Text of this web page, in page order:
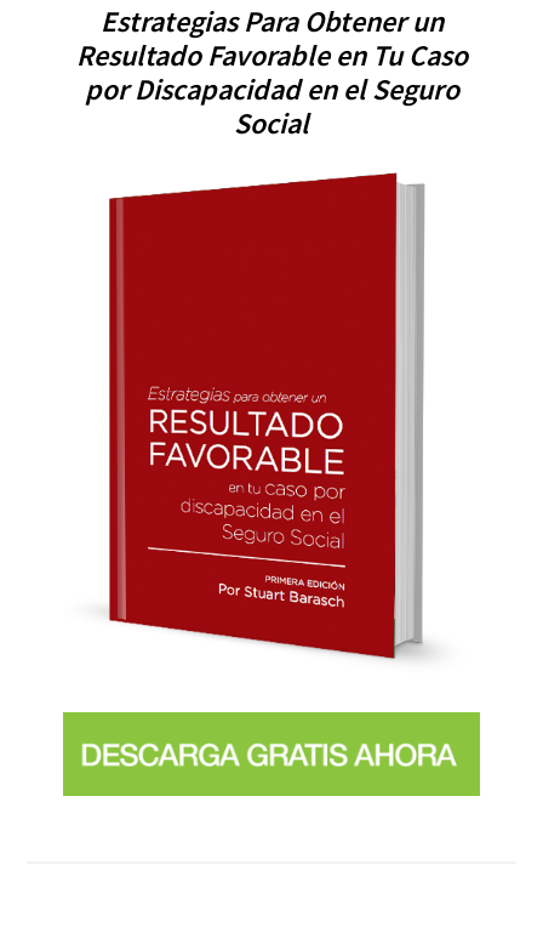
Estrategias Para Obtener un
Resultado Favorable en Tu Caso
por Discapacidad en el Seguro
Social